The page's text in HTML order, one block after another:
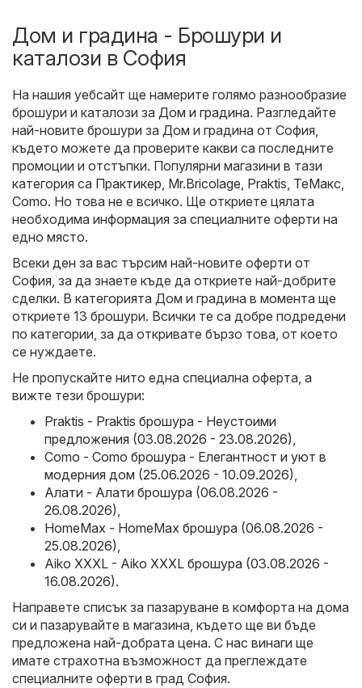
Дом и градина - Брошури и
каталози в София
На нашия уебсайт ще намерите голямо разнообразие
брошури и каталози за Дом и градина. Разгледайте
най-новите брошури за Дом и градина от София,
където можете да проверите какви са последните
промоции и отстъпки. Популярни магазини в тази
категория са Практикер, Mr.Bricolage, Praktis, ТеMакс,
Como. Но това не е всичко. Ще откриете цялата
необходима информация за специалните оферти на
едно място.
Всеки ден за вас търсим най-новите оферти от
София, за да знаете къде да откриете най-добрите
сделки. В категорията Дом и градина в момента ще
откриете 13 брошури. Всички те са добре подредени
по категории, за да откривате бързо това, от което
се нуждаете.
Не пропускайте нито една специална оферта, а
вижте тези брошури:
Praktis - Praktis брошура - Неустоими
предложения (03.08.2026 - 23.08.2026),
Como - Como брошура - Елегантност и уют в
модерния дом (25.06.2026 - 10.09.2026),
Алати - Алати брошура (06.08.2026 -
26.08.2026),
HomeMax - HomeMax брошура (06.08.2026 -
25.08.2026),
Aiko XXXL - Aiko XXXL брошура (03.08.2026 -
16.08.2026).
Направете списък за пазаруване в комфорта на дома
си и пазарувайте в магазина, където ще ви бъде
предложена най-добрата цена. С нас винаги ще
имате страхотна възможност да преглеждате
специалните оферти в град София.